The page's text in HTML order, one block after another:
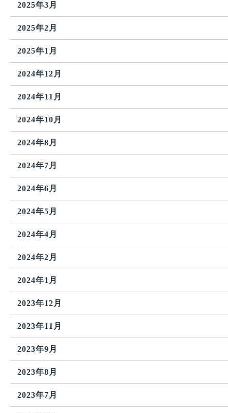
2025年3月
2025年2月
2025年1月
2024年12月
2024年11月
2024年10月
2024年8月
2024年7月
2024年6月
2024年5月
2024年4月
2024年2月
2024年1月
2023年12月
2023年11月
2023年9月
2023年8月
2023年7月